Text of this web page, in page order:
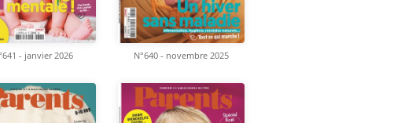
- janvier 2026 N°640 - novembre 2025